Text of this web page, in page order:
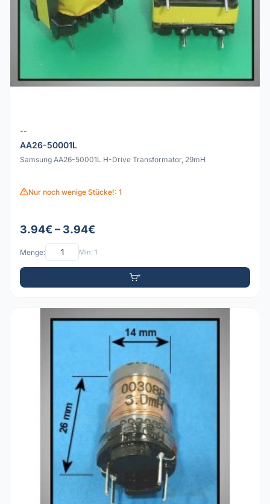
--
AA26-50001L
Samsung AA26-50001L H-Drive Transformator, 29mH
Nur noch wenige Stücke!: 1
3.94€ – 3.94€
Menge: Min: 1